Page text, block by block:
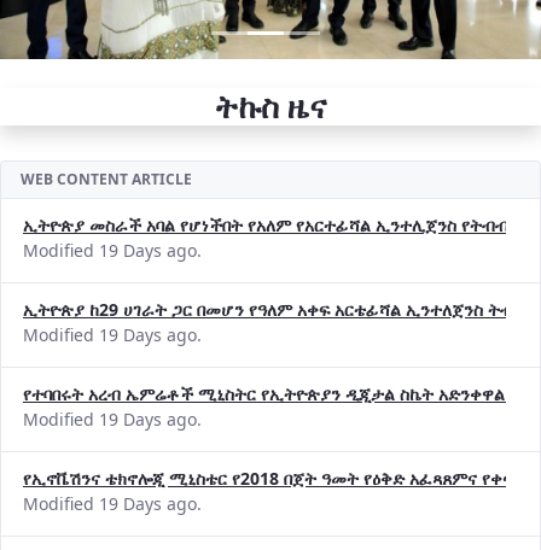
ትኩስ ዜና
WEB CONTENT ARTICLE
ኢትዮጵያ መስራች አባል የሆነችበት የአለም የአርተፊሻል ኢንተሊጀንስ የትብብር
Modified 19 Days ago.
ኢትዮጵያ ከ29 ሀገራት ጋር በመሆን የዓለም አቀፍ አርቴፊሻል ኢንተለጀንስ
Modified 19 Days ago.
የተባበሩት አረብ ኤምሬቶች ሚኒስትር የኢትዮጵያን ዲጂታል ስኬት አድንቀዋል
Modified 19 Days ago.
የኢኖቬሽንና ቴክኖሎጂ ሚኒስቴር የ2018 በጀት ዓመት የዕቅድ አፈጻጸምና
Modified 19 Days ago.